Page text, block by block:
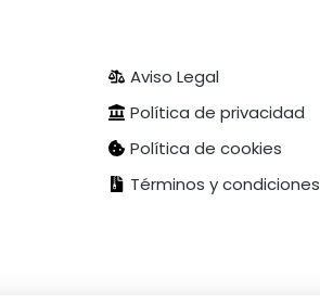
Aviso Legal
Política de privacidad
Política de cookies
Términos y condiciones